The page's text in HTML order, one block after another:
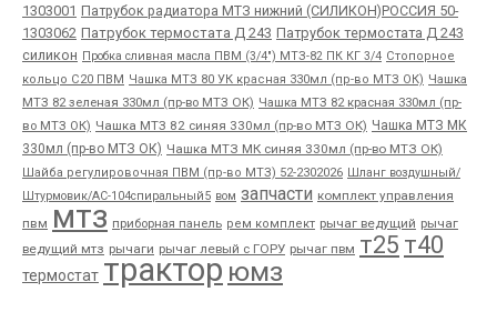
1303001 Патрубок радиатора МТЗ нижний (СИЛИКОН)РОССИЯ 50-
1303062 Патрубок термостата Д 243 Патрубок термостата Д 243
силикон Пробка сливная масла ПВМ (3/4") МТЗ-82 ПК КГ 3/4 Стопорное
кольцо С20 ПВМ Чашка МТЗ 80 УК красная 330мл (пр-во МТЗ ОК) Чашка
МТЗ 82 зеленая 330мл (пр-во МТЗ ОК) Чашка МТЗ 82 красная 330мл (пр-
во МТЗ ОК) Чашка МТЗ 82 синяя 330мл (пр-во МТЗ ОК) Чашка МТЗ МК
330мл (пр-во МТЗ ОК) Чашка МТЗ МК синяя 330мл (пр-во МТЗ ОК)
Шайба регулировочная ПВМ (пр-во МТЗ) 52-2302026 Шланг воздушный/
Штурмовик/АС-104спиральный5 вом запчасти комплект управления
пвм мтз приборная панель рем комплект рычаг ведущий рычаг
ведущий мтз рычаги рычаг левый с ГОРУ рычаг пвм т25 т40
термостат трактор юмз